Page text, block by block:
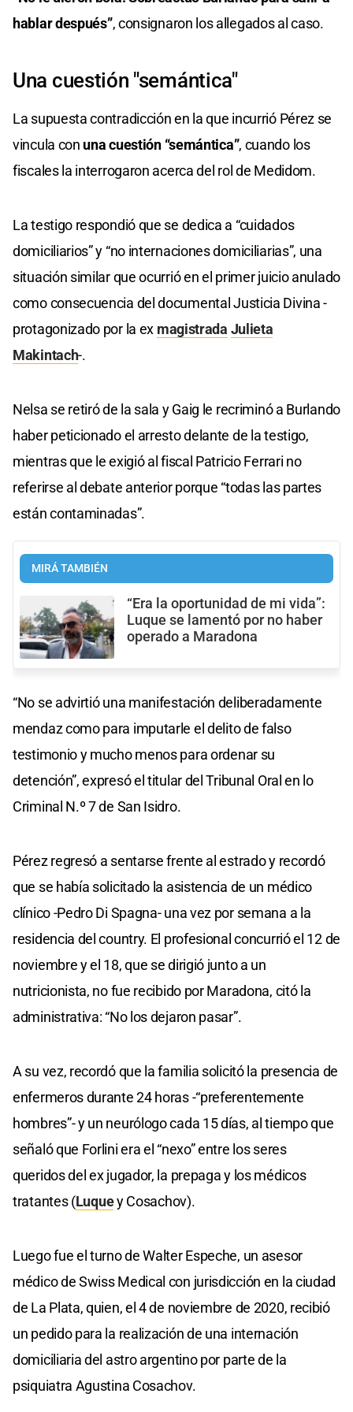
hablar después”, consignaron los allegados al caso.
Una cuestión "semántica"
La supuesta contradicción en la que incurrió Pérez se
vincula con una cuestión “semántica”, cuando los
fiscales la interrogaron acerca del rol de Medidom.
La testigo respondió que se dedica a “cuidados
domiciliarios” y “no internaciones domiciliarias”, una
situación similar que ocurrió en el primer juicio anulado
como consecuencia del documental Justicia Divina -
protagonizado por la ex magistrada Julieta
Makintach-.
Nelsa se retiró de la sala y Gaig le recriminó a Burlando
haber peticionado el arresto delante de la testigo,
mientras que le exigió al fiscal Patricio Ferrari no
referirse al debate anterior porque “todas las partes
están contaminadas”.
MIRÁ TAMBIÉN
“Era la oportunidad de mi vida”:
Luque se lamentó por no haber
operado a Maradona
“No se advirtió una manifestación deliberadamente
mendaz como para imputarle el delito de falso
testimonio y mucho menos para ordenar su
detención”, expresó el titular del Tribunal Oral en lo
Criminal N.º 7 de San Isidro.
Pérez regresó a sentarse frente al estrado y recordó
que se había solicitado la asistencia de un médico
clínico -Pedro Di Spagna- una vez por semana a la
residencia del country. El profesional concurrió el 12 de
noviembre y el 18, que se dirigió junto a un
nutricionista, no fue recibido por Maradona, citó la
administrativa: “No los dejaron pasar”.
A su vez, recordó que la familia solicitó la presencia de
enfermeros durante 24 horas -“preferentemente
hombres”- y un neurólogo cada 15 días, al tiempo que
señaló que Forlini era el “nexo” entre los seres
queridos del ex jugador, la prepaga y los médicos
tratantes (Luquey Cosachov).
Luego fue el turno de Walter Espeche, un asesor
médico de Swiss Medical con jurisdicción en la ciudad
de La Plata, quien, el 4 de noviembre de 2020, recibió
un pedido para la realización de una internación
domiciliaria del astro argentino por parte de la
psiquiatra Agustina Cosachov.